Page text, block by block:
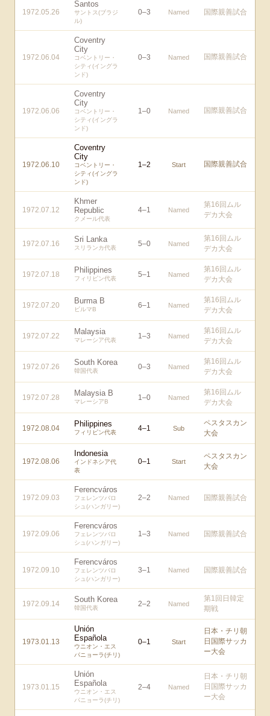
1972.05.26
Santos
サントス(ブラジ
ル)
0–3 Named 国際親善試合
1972.06.04
Coventry
City
コベントリー・
シティ(イングラ
ンド)
0–3 Named 国際親善試合
1972.06.06
Coventry
City
コベントリー・
シティ(イングラ
ンド)
1–0 Named 国際親善試合
1972.06.10
Coventry
City
コベントリー・
シティ(イングラ
ンド)
1–2 Start 国際親善試合
1972.07.12
Khmer
Republic
クメール代表
4–1 Named
第16回ムル
デカ大会
1972.07.16 Sri Lanka
スリランカ代表 5–0 Named
第16回ムル
デカ大会
1972.07.18 Philippines
フィリピン代表 5–1 Named
第16回ムル
デカ大会
1972.07.20 Burma B
ビルマB 6–1 Named
第16回ムル
デカ大会
1972.07.22 Malaysia
マレーシア代表 1–3 Named
第16回ムル
デカ大会
1972.07.26 South Korea
韓国代表 0–3 Named
第16回ムル
デカ大会
1972.07.28 Malaysia B
マレーシアB 1–0 Named
第16回ムル
デカ大会
1972.08.04 Philippines
フィリピン代表 4–1 Sub
ペスタスカン
大会
1972.08.06
Indonesia
インドネシア代
表
0–1 Start
ペスタスカン
大会
1972.09.03
Ferencváros
フェレンツバロ
シュ(ハンガリー)
2–2 Named 国際親善試合
1972.09.06
Ferencváros
フェレンツバロ
シュ(ハンガリー)
1–3 Named 国際親善試合
1972.09.10
Ferencváros
フェレンツバロ
シュ(ハンガリー)
3–1 Named 国際親善試合
1972.09.14 South Korea
韓国代表 2–2 Named
第1回日韓定
期戦
1973.01.13
Unión
Española
ウニオン・エス
パニョーラ(チリ)
0–1 Start
日本・チリ朝
日国際サッカ
ー大会
1973.01.15
Unión
Española
ウニオン・エス
パニョーラ(チリ)
2–4 Named
日本・チリ朝
日国際サッカ
ー大会